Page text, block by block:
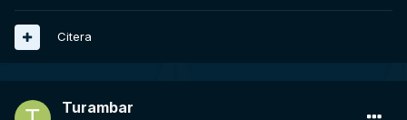
Citera
Turambar